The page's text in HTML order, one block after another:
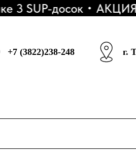
досок АКЦИЯ -
+7 (3822)238-248 г.